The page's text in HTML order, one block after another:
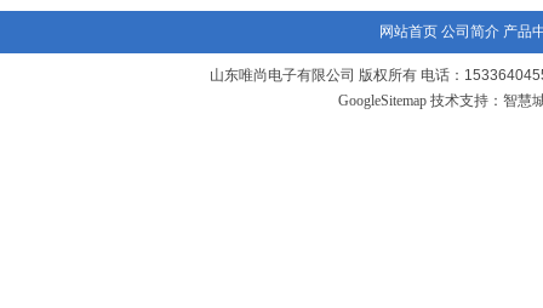
网站首页 公司简介 产品
山东唯尚电子有限公司 版权所有 电话：
GoogleSitemap技术支持： 智慧